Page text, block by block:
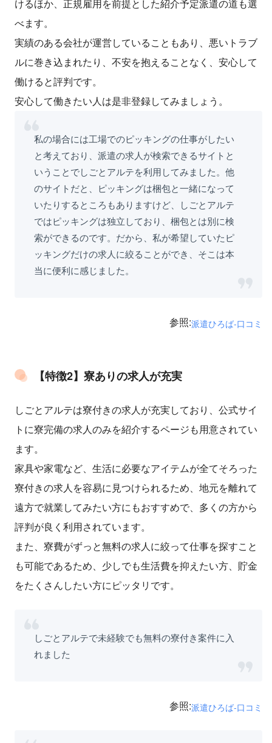
けるほか、正規雇用を前提とした紹介予定派遣の道も選
べます。
実績のある会社が運営していることもあり、悪いトラブ
ルに巻き込まれたり、不安を抱えることなく、安心して
働けると評判です。
安心して働きたい人は是非登録してみましょう。
私の場合には工場でのピッキングの仕事がしたい
と考えており、派遣の求人が検索できるサイトと
いうことでしごとアルテを利用してみました。他
のサイトだと、ピッキングは梱包と一緒になって
いたりするところもありますけど、しごとアルテ
ではピッキングは独立しており、梱包とは別に検
索ができるのです。だから、私が希望していたピ
ッキングだけの求人に絞ることができ、そこは本
当に便利に感じました。
参照:派遣ひろば-口コミ
【特徴2】寮ありの求人が充実
しごとアルテは寮付きの求人が充実しており、公式サイ
トに寮完備の求人のみを紹介するページも用意されてい
ます。
家具や家電など、生活に必要なアイテムが全てそろった
寮付きの求人を容易に見つけられるため、地元を離れて
遠方で就業してみたい方にもおすすめで、多くの方から
評判が良く利用されています。
また、寮費がずっと無料の求人に絞って仕事を探すこと
も可能であるため、少しでも生活費を抑えたい方、貯金
をたくさんしたい方にピッタリです。
しごとアルテで未経験でも無料の寮付き案件に入
れました
参照:派遣ひろば-口コミ